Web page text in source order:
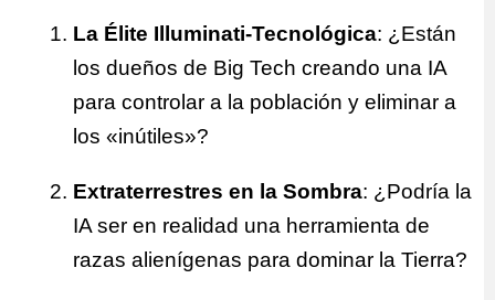
La Élite Illuminati-Tecnológica: ¿Están
los dueños de Big Tech creando una IA
para controlar a la población y eliminar a
los «inútiles»?
Extraterrestres en la Sombra: ¿Podría la
IA ser en realidad una herramienta de
razas alienígenas para dominar la Tierra?